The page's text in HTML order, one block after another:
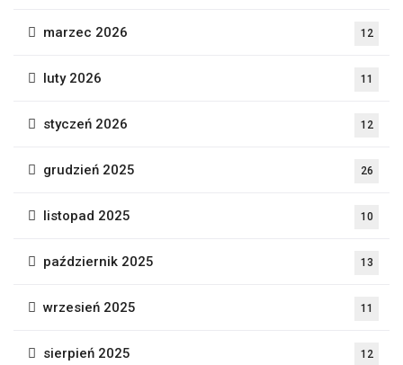
marzec 2026 12
luty 2026 11
styczeń 2026 12
grudzień 2025 26
listopad 2025 10
październik 2025 13
wrzesień 2025 11
sierpień 2025 12